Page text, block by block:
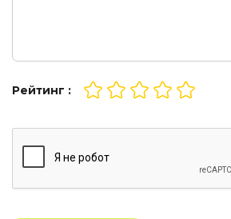
Рейтинг :